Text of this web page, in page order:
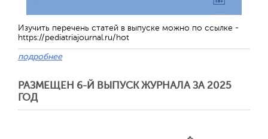
Изучить перечень статей в выпуске можно по ссылке -
https://pediatriajournal.ru/hot
подробнее
РАЗМЕЩЕН 6-Й ВЫПУСК ЖУРНАЛА ЗА 2025
ГОД